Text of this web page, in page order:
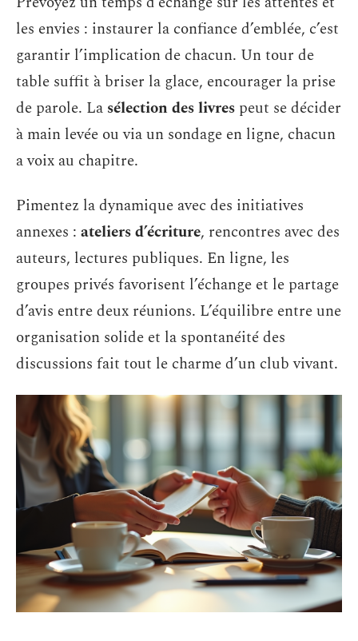
les envies : instaurer la confiance d’emblée, c’est
garantir l’implication de chacun. Un tour de
table suffit à briser la glace, encourager la prise
de parole. La sélection des livres peut se décider
à main levée ou via un sondage en ligne, chacun
a voix au chapitre.
Pimentez la dynamique avec des initiatives
annexes : ateliers d’écriture, rencontres avec des
auteurs, lectures publiques. En ligne, les
groupes privés favorisent l’échange et le partage
d’avis entre deux réunions. L’équilibre entre une
organisation solide et la spontanéité des
discussions fait tout le charme d’un club vivant.